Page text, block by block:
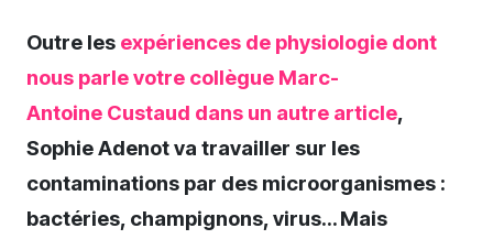
Outre les expériences de physiologie dont
nous parle votre collègue Marc-
Antoine Custaud dans un autre article,
Sophie Adenot va travailler sur les
contaminations par des microorganismes :
bactéries, champignons, virus… Mais